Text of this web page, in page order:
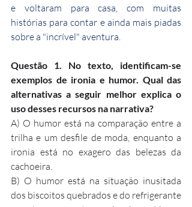
e voltaram para casa, com muitas
histórias para contar e ainda mais piadas
sobre a "incrível" aventura.
Questão 1. No texto, identificam-se
exemplos de ironia e humor. Qual das
alternativas a seguir melhor explica o
uso desses recursos na narrativa?
A) O humor está na comparação entre a
trilha e um desfile de moda, enquanto a
ironia está no exagero das belezas da
cachoeira.
B) O humor está na situação inusitada
dos biscoitos quebrados e do refrigerante